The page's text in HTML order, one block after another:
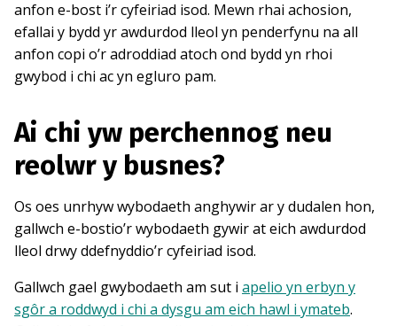
anfon e-bost i’r cyfeiriad isod. Mewn rhai achosion,
efallai y bydd yr awdurdod lleol yn penderfynu na all
anfon copi o’r adroddiad atoch ond bydd yn rhoi
gwybod i chi ac yn egluro pam.
Ai chi yw perchennog neu
reolwr y busnes?
Os oes unrhyw wybodaeth anghywir ar y dudalen hon,
gallwch e-bostio’r wybodaeth gywir at eich awdurdod
lleol drwy ddefnyddio’r cyfeiriad isod.
Gallwch gael gwybodaeth am sut i apelio yn erbyn y
sgôr a roddwyd i chi a dysgu am eich hawl i ymateb.